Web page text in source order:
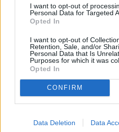
I want to opt-out of
Personal Data for Targeted
Opted In
I want to opt-out of
Retention, Sale, and/or
Personal Data that Is
Purposes for which it was
Opted In
CONFIRM
Data Deletion Data
Gdańskin lentoasemalta saat
taksitolppa on aivan
Lentoaseman virallinen
Neptun Taxi, mutta voit valita
Huijausten tai ylilaskutuksen